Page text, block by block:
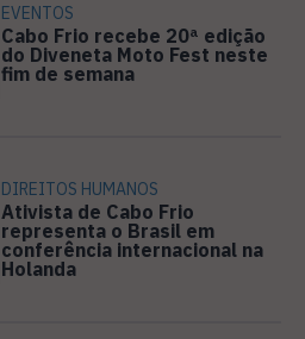
EVENTOS
Cabo Frio recebe 20ª edição
do Diveneta Moto Fest neste
fim de semana
DIREITOS HUMANOS
Ativista de Cabo Frio
representa o Brasil em
conferência internacional na
Holanda